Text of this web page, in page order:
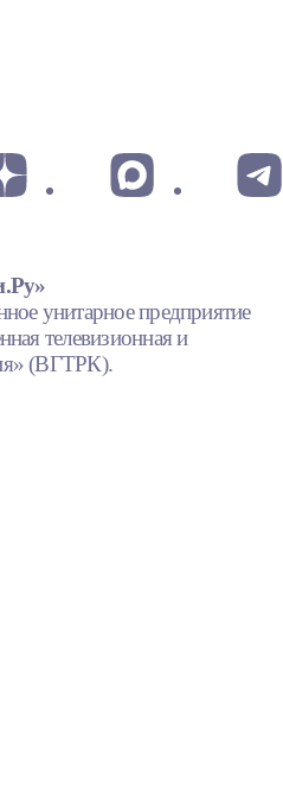
унитарное предприятие
телевизионная и
(ВГТРК).